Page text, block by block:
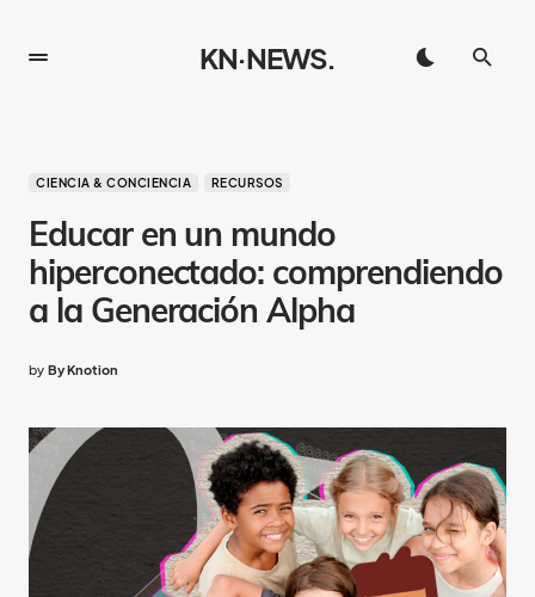
KN·NEWS.
CIENCIA & CONCIENCIA RECURSOS
Educar en un mundo
hiperconectado: comprendiendo
a la Generación Alpha
by By Knotion